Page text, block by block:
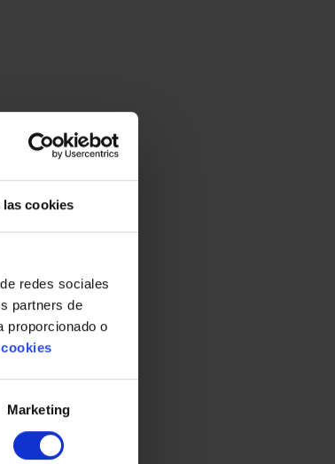
las cookies
redes sociales
partners de
proporcionado o
Marketing